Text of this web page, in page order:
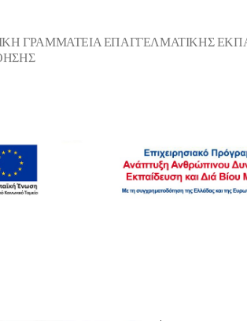
ΓΡΑΜΜΑΤΕΙΑ ΕΠΑΓΓΕΛΜΑΤΙΚΗΣ